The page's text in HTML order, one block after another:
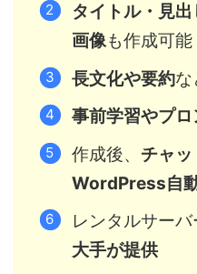
タイトル・見
画像も作成可能
長文化や要約な
事前学習やプ
作成後、 チャ
WordPress自
レンタルサー
大手が提供